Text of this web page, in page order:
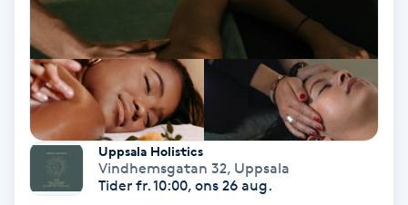
Fettreducering
Fibromassage
Fillers
Fotmassage
Uppsala Holistics
Vindhemsgatan 32, Uppsala
Tider fr. 10:00, ons 26 aug.